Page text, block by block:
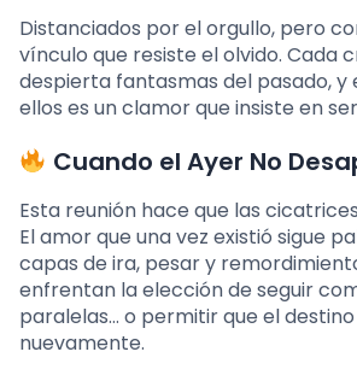
Distanciados por el orgullo, pero
vínculo que resiste el olvido. Cada
despierta fantasmas del pasado, y
ellos es un clamor que insiste en
Cuando el Ayer No
Esta reunión hace que las
El amor que una vez existió sigue
capas de ira, pesar y
enfrentan la elección de seguir
paralelas… o permitir que el
nuevamente.